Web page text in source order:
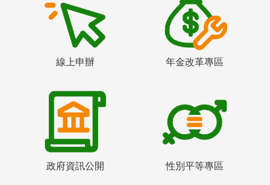
線上申辦 年金改革專區
政府資訊公開 性別平等專區